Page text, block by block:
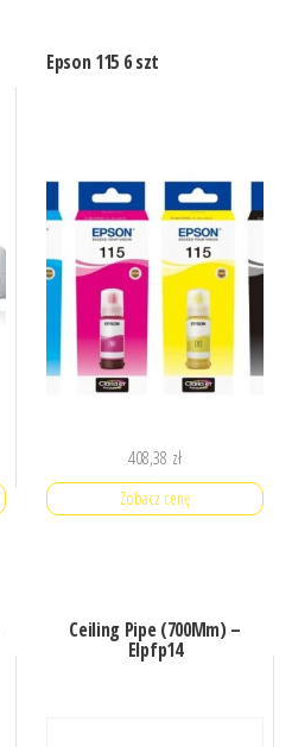
Epson 115 6 szt
408,38 zł
Zobacz cenę
Ceiling Pipe (700Mm) –
Elpfp14